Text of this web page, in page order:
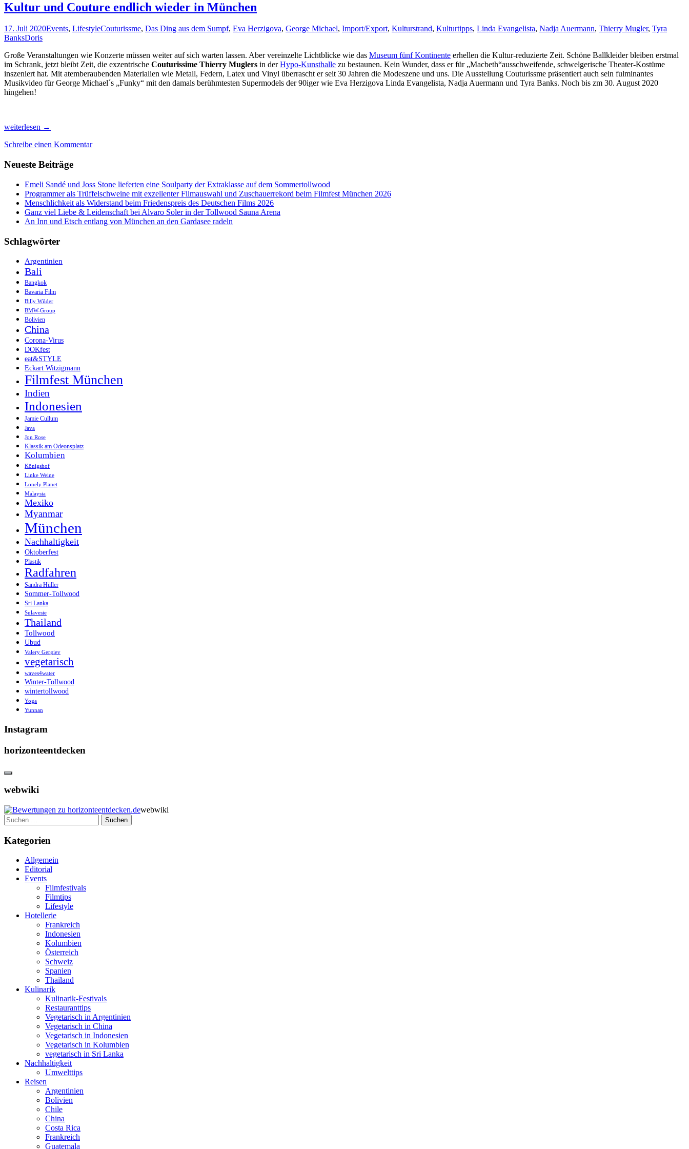
Kultur und Couture endlich wieder in München
17. Juli 2020Events, LifestyleCouturissme, Das Ding aus dem Sumpf, Eva Herzigova, George Michael, Import/Export, Kulturstrand, Kulturtipps, Linda Evangelista, Nadja Auermann, Thierry Mugler, Tyra
BanksDoris
Große Veranstaltungen wie Konzerte müssen weiter auf sich warten lassen. Aber vereinzelte Lichtblicke wie das Museum fünf Kontinente erhellen die Kultur-reduzierte Zeit. Schöne Ballkleider bleiben erstmal
im Schrank, jetzt bleibt Zeit, die exzentrische Couturissime Thierry Muglers in derHypo-Kunsthalle zu bestaunen. Kein Wunder, dass er für „Macbeth“ausschweifende, schwelgerische Theater-Kostüme
inszeniert hat. Mit atemberaubenden Materialien wie Metall, Federn, Latex und Vinyl überrascht er seit 30 Jahren die Modeszene und uns. Die Ausstellung Couturissme präsentiert auch sein fulminantes
Musikvideo für George Michael´s „Funky“ mit den damals berühmtesten Supermodels der 90iger wie Eva Herzigova Linda Evangelista, Nadja Auermann und Tyra Banks. Noch bis zm 30. August 2020
hingehen!
Kultur
Couture
wieder
München
weiterlesen →
Schreibe einen Kommentar
Neueste Beiträge
Emeli Sandé und Joss Stone lieferten eine Soulparty der Extraklasse auf dem Sommertollwood
Programmer als Trüffelschweine mit exzellenter Filmauswahl und Zuschauerrekord beim Filmfest München 2026
Menschlichkeit als Widerstand beim Friedenspreis des Deutschen Films 2026
Ganz viel Liebe & Leidenschaft bei Alvaro Soler in der Tollwood Sauna Arena
An Inn und Etsch entlang von München an den Gardasee radeln
Schlagwörter
Argentinien
Bali
Bangkok
Bavaria Film
Billy Wilder
BMW-Group
Bolivien
China
Corona-Virus
DOKfest
eat&STYLE
Eckart Witzigmann
Filmfest München
Indien
Indonesien
Jamie Cullum
Java
Jon Rose
Klassik am Odeonsplatz
Kolumbien
Königshof
Linke Weine
Lonely Planet
Malaysia
Mexiko
Myanmar
München
Nachhaltigkeit
Oktoberfest
Plastik
Radfahren
Sandra Hüller
Sommer-Tollwood
Sri Lanka
Sulavesie
Thailand
Tollwood
Ubud
Valery Gergiev
vegetarisch
waves4water
Winter-Tollwood
wintertollwood
Yoga
Yunnan
Instagram
horizonteentdecken
webwiki
webwiki
Suchen
nach:
Kategorien
Allgemein
Editorial
Events
Filmfestivals
Filmtips
Lifestyle
Hotellerie
Frankreich
Indonesien
Kolumbien
Österreich
Schweiz
Spanien
Thailand
Kulinarik
Kulinarik-Festivals
Restauranttips
Vegetarisch in Argentinien
Vegetarisch in China
Vegetarisch in Indonesien
Vegetarisch in Kolumbien
vegetarisch in Sri Lanka
Nachhaltigkeit
Umwelttips
Reisen
Argentinien
Bolivien
Chile
China
Costa Rica
Frankreich
Guatemala